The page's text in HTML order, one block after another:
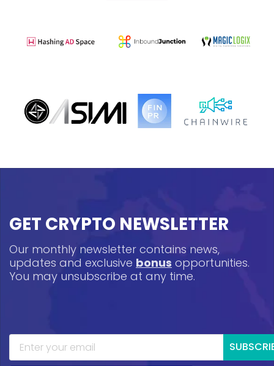
GET CRYPTO NEWSLETTER
Our monthly newsletter contains news,
updates and exclusive bonus opportunities.
You may unsubscribe at any time.